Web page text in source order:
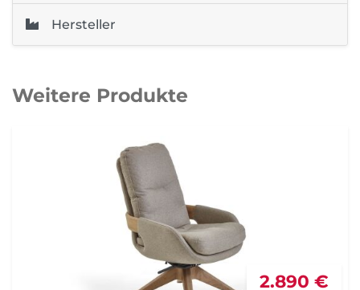
Hersteller
Weitere Produkte
2.890 €